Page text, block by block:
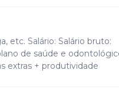
etc. Salário: Salário bruto:
de saúde e
extras + produtividade